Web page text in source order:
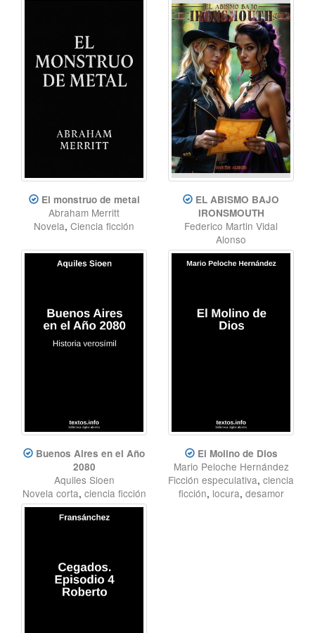
El monstruo de metal
Abraham Merritt
Novela, Ciencia ficción
EL ABISMO BAJO
IRONSMOUTH
Federico Martin Vidal
Alonso
Terror,Horror,Ciencia
Ficción,Lovecraft,
Buenos Aires en el Año
2080
Aquiles Sioen
Novela corta, ciencia ficción
El Molino de Dios
Mario Peloche Hernández
Ficción especulativa, ciencia
ficción, locura, desamor